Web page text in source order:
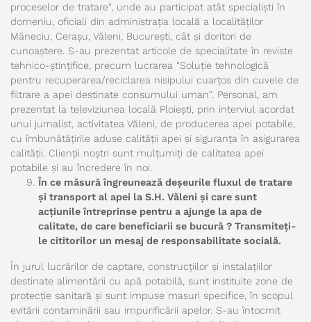
proceselor de tratare", unde au participat atât specialiști în
domeniu, oficiali din administrația locală a localităților
Măneciu, Cerașu, Văleni, București, cât și doritori de
cunoaștere. S-au prezentat articole de specialitate în reviste
tehnico-ștințifice, precum lucrarea "Soluție tehnologică
pentru recuperarea/reciclarea nisipului cuarțos din cuvele de
filtrare a apei destinate consumului uman". Personal, am
prezentat la televiziunea locală Ploiești, prin interviul acordat
unui jurnalist, activitatea Văleni, de producerea apei potabile,
cu îmbunătățirile aduse calității apei și siguranța în asigurarea
calității. Clienții noștri sunt mulțumiți de calitatea apei
potabile și au încredere în noi.
În ce măsură îngreunează deșeurile fluxul de tratare
și transport al apei la S.H. Văleni și care sunt
acțiunile întreprinse pentru a ajunge la apa de
calitate, de care beneficiarii se bucură ? Transmiteți-
le cititorilor un mesaj de responsabilitate socială.
În jurul lucrărilor de captare, construcțiilor și instalațiilor
destinate alimentării cu apă potabilă, sunt instituite zone de
protecție sanitară și sunt impuse masuri specifice, în scopul
evitării contaminării sau impurificării apelor. S-au întocmit